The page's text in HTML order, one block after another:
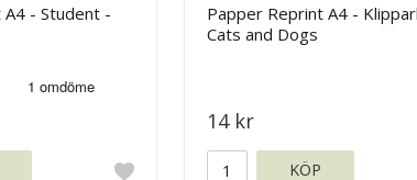
- Student -
Papper Reprint A4 -
Cats and Dogs
14 kr
KÖP